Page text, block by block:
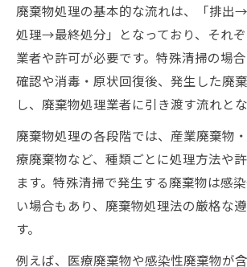
廃棄物処理法3原則と特殊清
説
安全化・安定化・減量化の原
実践
廃棄物処理の実務で3原則をど
特殊清掃現場で活きる廃棄物
コツ
廃棄物処理の現場で求められ
重要性
廃棄物処理の基本的な流れは、「排
処理→最終処分」となっており、それ
業者や許可が必要です。特殊清掃の場
確認や消毒・原状回復後、発生した廃
し、廃棄物処理業者に引き渡す流れとな
廃棄物処理の各段階では、産業廃棄物
療廃棄物など、種類ごとに処理方法や
ます。特殊清掃で発生する廃棄物は感
い場合もあり、廃棄物処理法の厳格な
す。
例えば、医療廃棄物や感染性廃棄物が